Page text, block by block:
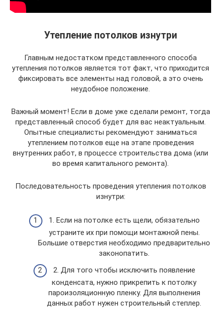
Утепление потолков изнутри
Главным недостатком представленного способа
утепления потолков является тот факт, что приходится
фиксировать все элементы над головой, а это очень
неудобное положение.
Важный момент! Если в доме уже сделали ремонт, тогда
представленный способ будет для вас неактуальным.
Опытные специалисты рекомендуют заниматься
утеплением потолков еще на этапе проведения
внутренних работ, в процессе строительства дома (или
во время капитального ремонта).
Последовательность проведения утепления потолков
изнутри:
1. Если на потолке есть щели, обязательно
устраните их при помощи монтажной пены.
Большие отверстия необходимо предварительно
законопатить.
2. Для того чтобы исключить появление
конденсата, нужно прикрепить к потолку
пароизоляционную пленку. Для выполнения
данных работ нужен строительный степлер.